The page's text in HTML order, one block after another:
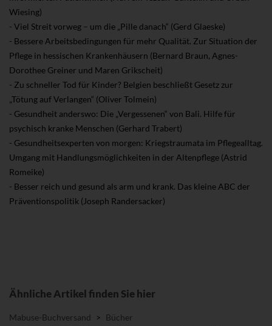
Wiesing)
- Viel Streit vorweg – um die „Pille danach“ (Gerd Glaeske)
- Bessere Arbeitsbedingungen für mehr Qualität. Zur Situation der
Pflege in hessischen Krankenhäusern (Bernard Braun, Agnes-
Dorothee Greiner und Maren Grikscheit)
- Zu schneller Tod für Kinder? Belgien beschließt Gesetz zur
„Tötung auf Verlangen“ (Oliver Tolmein)
- Gesundheit anderswo: Die „Vergessenen“ von Bali. Hilfe für
psychisch kranke Menschen (Gerhard Trabert)
- Gesundheitsexperten von morgen: Kriegstraumata im Pflegealltag.
Umgang mit Handlungsmöglichkeiten in der Altenpflege (Astrid
Romeike)
- Besser reich und gesund als arm und krank. Das kleine ABC der
Präventionspolitik (Joseph Randersacker)
Ähnliche Artikel finden Sie hier
Mabuse-Buchversand > Bücher